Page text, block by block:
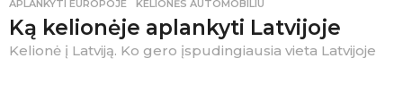
APLANKYTI EUROPOJE ,KELIONĖS AUTOMOBILIU
Ką kelionėje aplankyti Latvijoje
Kelionė į Latviją. Ko gero įspudingiausia vieta Latvijoje